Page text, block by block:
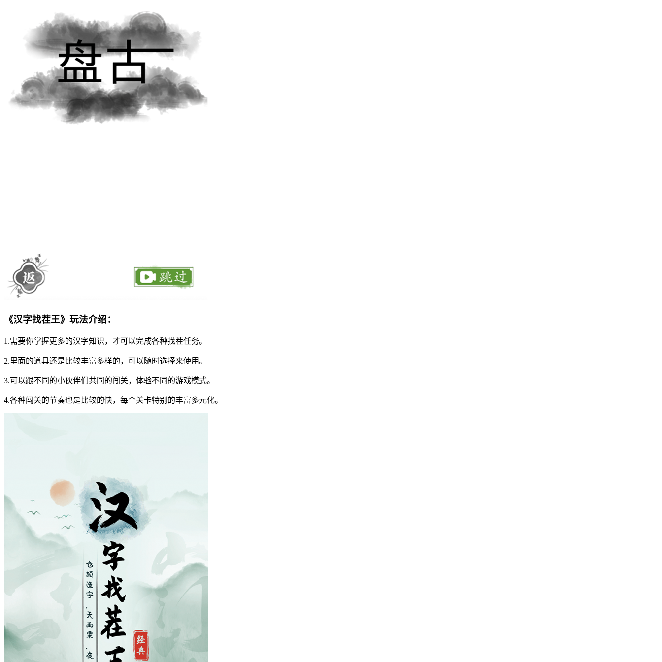
《汉字找茬王》玩法介绍：
1.需要你掌握更多的汉字知识，才可以完成各种找茬任务。
2.里面的道具还是比较丰富多样的，可以随时选择来使用。
3.可以跟不同的小伙伴们共同的闯关，体验不同的游戏模式。
4.各种闯关的节奏也是比较的快，每个关卡特别的丰富多元化。